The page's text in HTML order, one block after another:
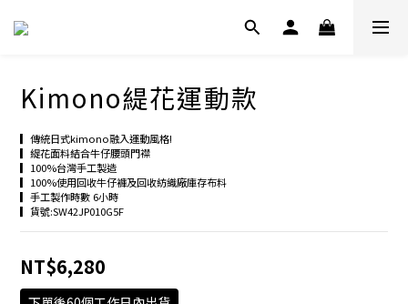
Kimono緹花運動款
▎傳統日式kimono融入運動風格!
▎緹花面料結合牛仔腰頭門襟
▎100%台灣手工製造
▎100%使用回收牛仔褲及回收紡織廠庫存布料
▎手工製作時數 6小時
▎貨號:SW42JP010G5F
NT$6,280